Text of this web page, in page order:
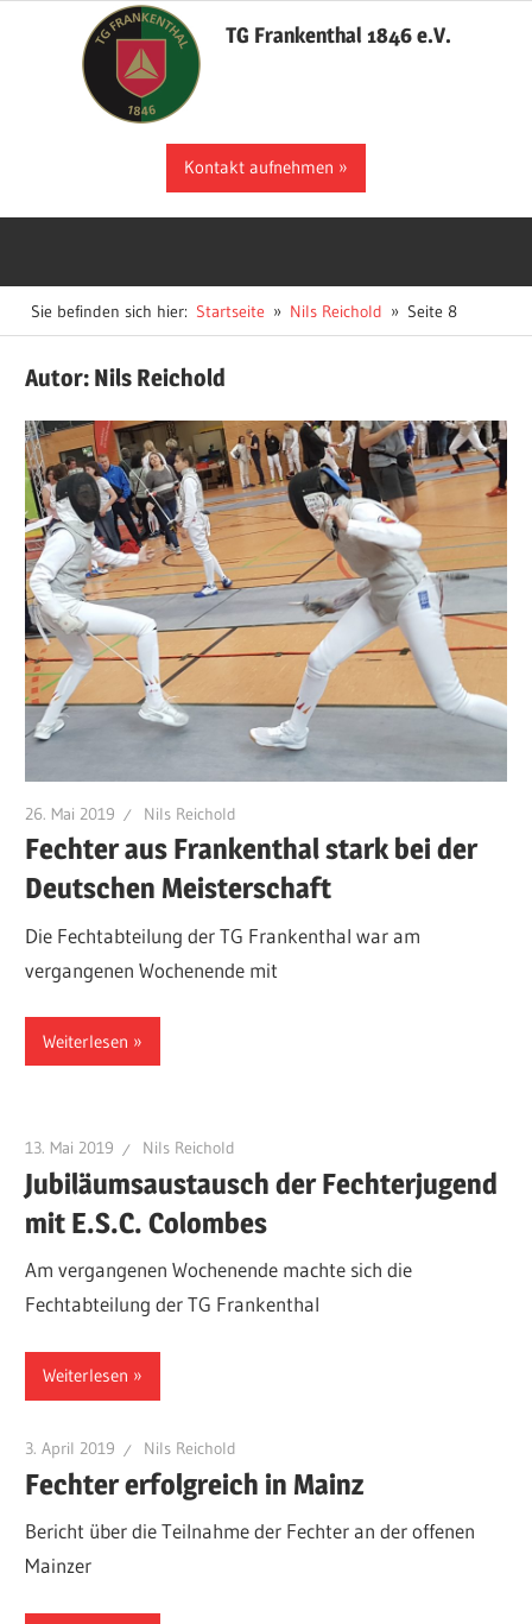
TG Frankenthal 1846 e.V.
Kontakt aufnehmen
Sie befinden sich hier: Startseite Nils Reichold Seite 8
Autor: Nils Reichold
26. Mai 2019 Nils Reichold
Fechter aus Frankenthal stark bei der
Deutschen Meisterschaft
Die Fechtabteilung der TG Frankenthal war am
vergangenen Wochenende mit
Weiterlesen
13. Mai 2019 Nils Reichold
Jubiläumsaustausch der Fechterjugend
mit E.S.C. Colombes
Am vergangenen Wochenende machte sich die
Fechtabteilung der TG Frankenthal
Weiterlesen
3. April 2019 Nils Reichold
Fechter erfolgreich in Mainz
Bericht über die Teilnahme der Fechter an der offenen
Mainzer